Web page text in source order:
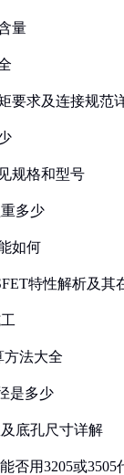
量
要求及连接规范
规格和型号
多少
如何
特性解析及其
方法大全
是多少
底孔尺寸详解
否用3205或3505